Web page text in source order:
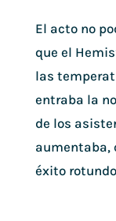
El acto no
que el
las
entraba la
de los
aumentaba,
éxito